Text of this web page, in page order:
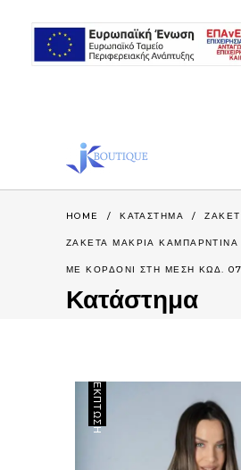
HOME /ΚΑΤΆΣΤΗΜΑ /
ΖΑΚΕΤΑ ΜΑΚΡΙΑ
ΜΕ ΚΟΡΔΟΝΙ ΣΤΗ ΜΕΣΗ ΚΩΔ.
Κατάστημα
ΈΚΠΤΩΣΗ